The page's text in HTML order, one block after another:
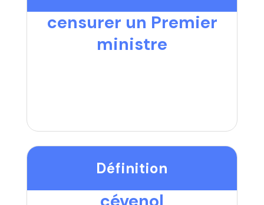
censurer un Premier
ministre
Définition